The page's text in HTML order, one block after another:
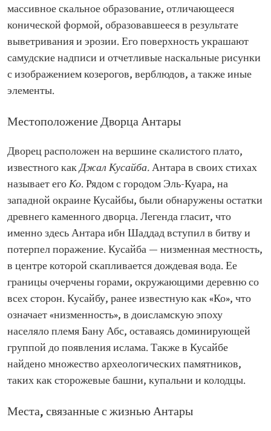
массивное скальное образование, отличающееся
конической формой, образовавшееся в результате
выветривания и эрозии. Его поверхность украшают
самудские надписи и отчетливые наскальные рисунки
с изображением козерогов, верблюдов, а также иные
элементы.
Местоположение Дворца Антары
Дворец расположен на вершине скалистого плато,
известного какДжал Кусайба.Антара в своих стихах
называет егоКо. Рядом с городом Эль-Куара, на
западной окраине Кусайбы, были обнаружены остатки
древнего каменного дворца. Легенда гласит, что
именно здесь Антара ибн Шаддад вступил в битву и
потерпел поражение. Кусайба — низменная местность,
в центре которой скапливается дождевая вода. Ее
границы очерчены горами, окружающими деревню со
всех сторон. Кусайбу, ранее известную как «Ко», что
означает «низменность», в доисламскую эпоху
населяло племя Бану Абс, оставаясь доминирующей
группой до появления ислама. Также в Кусайбе
найдено множество археологических памятников,
таких как сторожевые башни, купальни и колодцы.
Места, связанные с жизнью Антары